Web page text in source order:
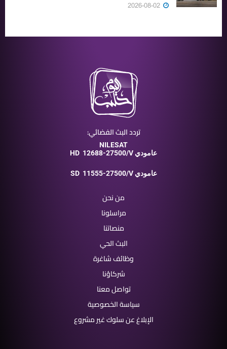
تردد البث الفضائي:
NILESAT
HD
12688-27500/V عامودي
SD 11555-27500/V عامودي
من نحن
مراسلونا
منصاتنا
البث الحي
وظائف شاغرة
شركاؤنا
تواصل معنا
سياسة الخصوصية
الإبلاغ عن سلوك غير مشروع